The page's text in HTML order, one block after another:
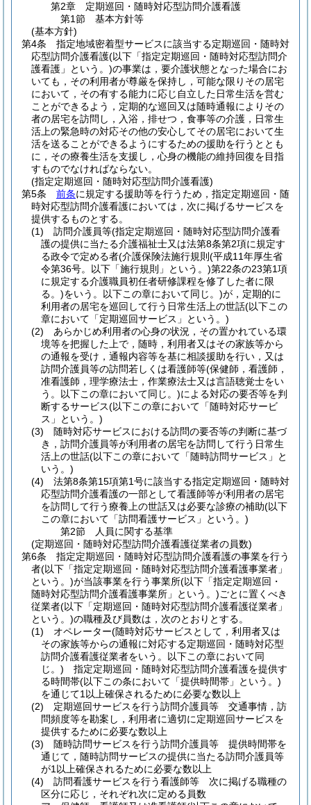
第2章
定期巡回・随時対応型訪問介護看護
第1節
基本方針等
(基本方針)
第4条
指定地域密着型サービスに該当する定期巡回・随時対
応型訪問介護看護(以下「指定定期巡回・随時対応型訪問介
護看護」という。)の事業は，要介護状態となった場合にお
いても，その利用者が尊厳を保持し，可能な限りその居宅
において，その有する能力に応じ自立した日常生活を営む
ことができるよう，定期的な巡回又は随時通報によりその
者の居宅を訪問し，入浴，排せつ，食事等の介護，日常生
活上の緊急時の対応その他の安心してその居宅において生
活を送ることができるようにするための援助を行うととも
に，その療養生活を支援し，心身の機能の維持回復を目指
すものでなければならない。
(指定定期巡回・随時対応型訪問介護看護)
第5条
前条に規定する援助等を行うため，指定定期巡回・随
時対応型訪問介護看護においては，次に掲げるサービスを
提供するものとする。
(1)
訪問介護員等(指定定期巡回・随時対応型訪問介護看
護の提供に当たる介護福祉士又は法第8条第2項に規定す
る政令で定める者(介護保険法施行規則 (平成11年厚生省
令第36号。以下「施行規則」という。)第22条の23第1項
に規定する介護職員初任者研修課程を修了した者に限
る。)をいう。以下この章において同じ。)が，定期的に
利用者の居宅を巡回して行う日常生活上の世話(以下この
章において「定期巡回サービス」という。)
(2)
あらかじめ利用者の心身の状況，その置かれている環
境等を把握した上で，随時，利用者又はその家族等から
の通報を受け，通報内容等を基に相談援助を行い，又は
訪問介護員等の訪問若しくは看護師等(保健師，看護師，
准看護師，理学療法士，作業療法士又は言語聴覚士をい
う。以下この章において同じ。)による対応の要否等を判
断するサービス(以下この章において「随時対応サービ
ス」という。)
(3)
随時対応サービスにおける訪問の要否等の判断に基づ
き，訪問介護員等が利用者の居宅を訪問して行う日常生
活上の世話(以下この章において「随時訪問サービス」と
いう。)
(4)
法第8条第15項第1号に該当する指定定期巡回・随時対
応型訪問介護看護の一部として看護師等が利用者の居宅
を訪問して行う療養上の世話又は必要な診療の補助(以下
この章において「訪問看護サービス」という。)
第2節
人員に関する基準
(定期巡回・随時対応型訪問介護看護従業者の員数)
第6条
指定定期巡回・随時対応型訪問介護看護の事業を行う
者(以下「指定定期巡回・随時対応型訪問介護看護事業者」
という。)が当該事業を行う事業所(以下「指定定期巡回・
随時対応型訪問介護看護事業所」という。)ごとに置くべき
従業者(以下「定期巡回・随時対応型訪問介護看護従業者」
という。)の職種及び員数は，次のとおりとする。
(1)
オペレーター(随時対応サービスとして，利用者又は
その家族等からの通報に対応する定期巡回・随時対応型
訪問介護看護従業者をいう。以下この章において同
じ。) 指定定期巡回・随時対応型訪問介護看護を提供す
る時間帯(以下この条において「提供時間帯」という。)
を通じて1以上確保されるために必要な数以上
(2)
定期巡回サービスを行う訪問介護員等 交通事情，訪
問頻度等を勘案し，利用者に適切に定期巡回サービスを
提供するために必要な数以上
(3)
随時訪問サービスを行う訪問介護員等 提供時間帯を
通じて，随時訪問サービスの提供に当たる訪問介護員等
が1以上確保されるために必要な数以上
(4)
訪問看護サービスを行う看護師等 次に掲げる職種の
区分に応じ，それぞれ次に定める員数